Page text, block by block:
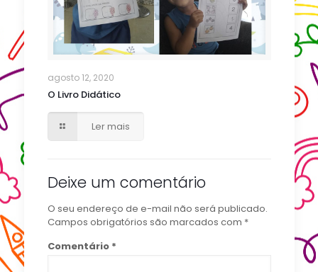
agosto 12, 2020
O Livro Didático
Ler mais
Deixe um comentário
O seu endereço de e-mail não será publicado.
Campos obrigatórios são marcados com *
Comentário *